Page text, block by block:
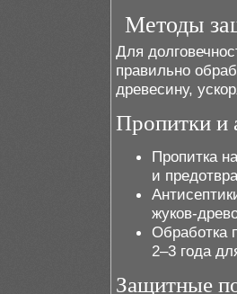
Методы
Для
правильно
древесину,
Пропитки и
Пропитка
и
жуков-
Обработка
2–3 года
Защитные